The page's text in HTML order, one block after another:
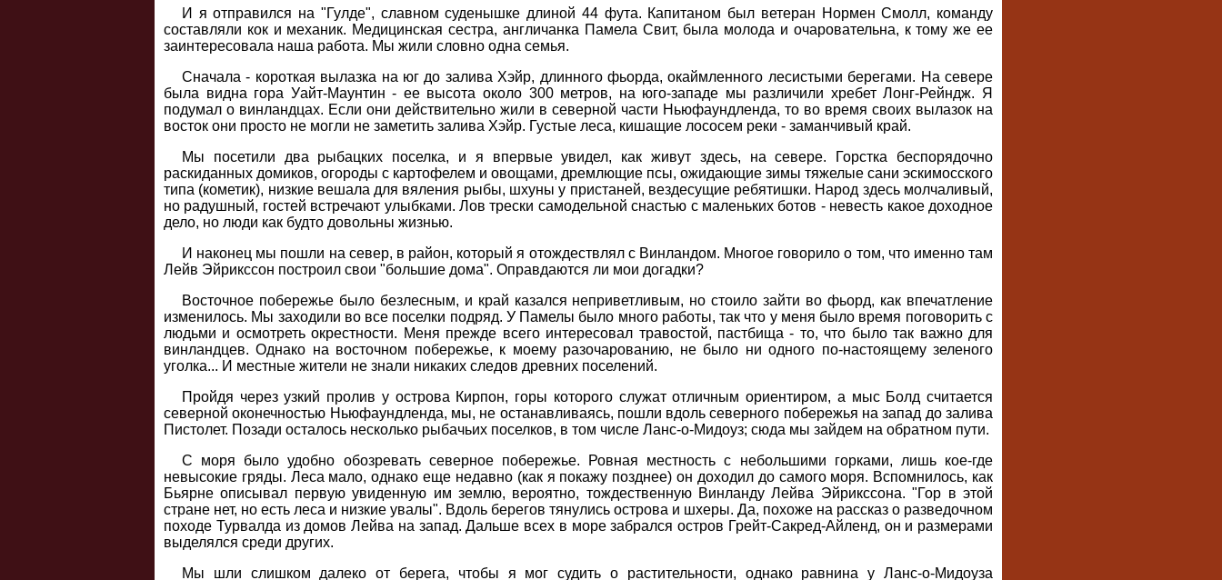
И я отправился на "Гулде", славном суденышке длиной 44 фута. Капитаном был ветеран Нормен Смолл, команду
составляли кок и механик. Медицинская сестра, англичанка Памела Свит, была молода и очаровательна, к тому же ее
заинтересовала наша работа. Мы жили словно одна семья.
Сначала - короткая вылазка на юг до залива Хэйр, длинного фьорда, окаймленного лесистыми берегами. На севере
была видна гора Уайт-Маунтин - ее высота около 300 метров, на юго-западе мы различили хребет Лонг-Рейндж. Я
подумал о винландцах. Если они действительно жили в северной части Ньюфаундленда, то во время своих вылазок на
восток они просто не могли не заметить залива Хэйр. Густые леса, кишащие лососем реки - заманчивый край.
Мы посетили два рыбацких поселка, и я впервые увидел, как живут здесь, на севере. Горстка беспорядочно
раскиданных домиков, огороды с картофелем и овощами, дремлющие псы, ожидающие зимы тяжелые сани эскимосского
типа (кометик), низкие вешала для вяления рыбы, шхуны у пристаней, вездесущие ребятишки. Народ здесь молчаливый,
но радушный, гостей встречают улыбками. Лов трески самодельной снастью с маленьких ботов - невесть какое доходное
дело, но люди как будто довольны жизнью.
И наконец мы пошли на север, в район, который я отождествлял с Винландом. Многое говорило о том, что именно там
Лейв Эйрикссон построил свои "большие дома". Оправдаются ли мои догадки?
Восточное побережье было безлесным, и край казался неприветливым, но стоило зайти во фьорд, как впечатление
изменилось. Мы заходили во все поселки подряд. У Памелы было много работы, так что у меня было время поговорить с
людьми и осмотреть окрестности. Меня прежде всего интересовал травостой, пастбища - то, что было так важно для
винландцев. Однако на восточном побережье, к моему разочарованию, не было ни одного по-настоящему зеленого
уголка... И местные жители не знали никаких следов древних поселений.
Пройдя через узкий пролив у острова Кирпон, горы которого служат отличным ориентиром, а мыс Болд считается
северной оконечностью Ньюфаундленда, мы, не останавливаясь, пошли вдоль северного побережья на запад до залива
Пистолет. Позади осталось несколько рыбачьих поселков, в том числе Ланс-о-Мидоуз; сюда мы зайдем на обратном пути.
С моря было удобно обозревать северное побережье. Ровная местность с небольшими горками, лишь кое-где
невысокие гряды. Леса мало, однако еще недавно (как я покажу позднее) он доходил до самого моря. Вспомнилось, как
Бьярне описывал первую увиденную им землю, вероятно, тождественную Винланду Лейва Эйрикссона. "Гор в этой
стране нет, но есть леса и низкие увалы". Вдоль берегов тянулись острова и шхеры. Да, похоже на рассказ о разведочном
походе Турвалда из домов Лейва на запад. Дальше всех в море забрался остров Грейт-Сакред-Айленд, он и размерами
выделялся среди других.
Мы шли слишком далеко от берега, чтобы я мог судить о растительности, однако равнина у Ланс-о-Мидоуза